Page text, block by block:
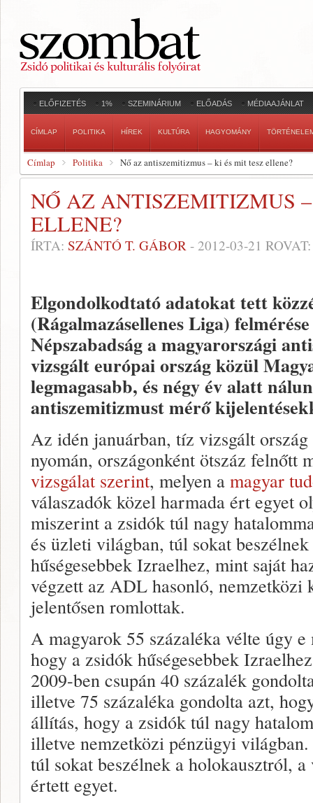
ELŐFIZETÉS 1% SZEMINÁRIUM ELŐADÁS MÉDIAAJÁNLAT
CÍMLAP POLITIKA HÍREK KULTÚRA HAGYOMÁNY
Címlap Politika Nő az antiszemitizmus – ki és mit tesz ellene?
NŐ AZ ANTISZEMITIZMUS
ELLENE?
ÍRTA: SZÁNTÓ T. GÁBOR - 2012-03-21
Elgondolkodtató adatokat tett
(Rágalmazásellenes Liga)
Népszabadság a magyarországi
vizsgált európai ország közül
legmagasabb, és négy év alatt
antiszemitizmust mérő
Az idén januárban, tíz vizsgált ország
nyomán, országonként ötszáz felnőtt
vizsgálat szerint, melyen a magyar
válaszadók közel harmada ért egyet
miszerint a zsidók túl nagy
és üzleti világban, túl sokat
hűségesebbek Izraelhez, mint saját
végzett az ADL hasonló, nemzetközi
jelentősen romlottak.
A magyarok 55 százaléka vélte úgy
hogy a zsidók hűségesebbek
2009-ben csupán 40 százalék
illetve 75 százaléka gondolta azt,
állítás, hogy a zsidók túl nagy
illetve nemzetközi pénzügyi
túl sokat beszélnek a holokausztról, a
értett egyet.